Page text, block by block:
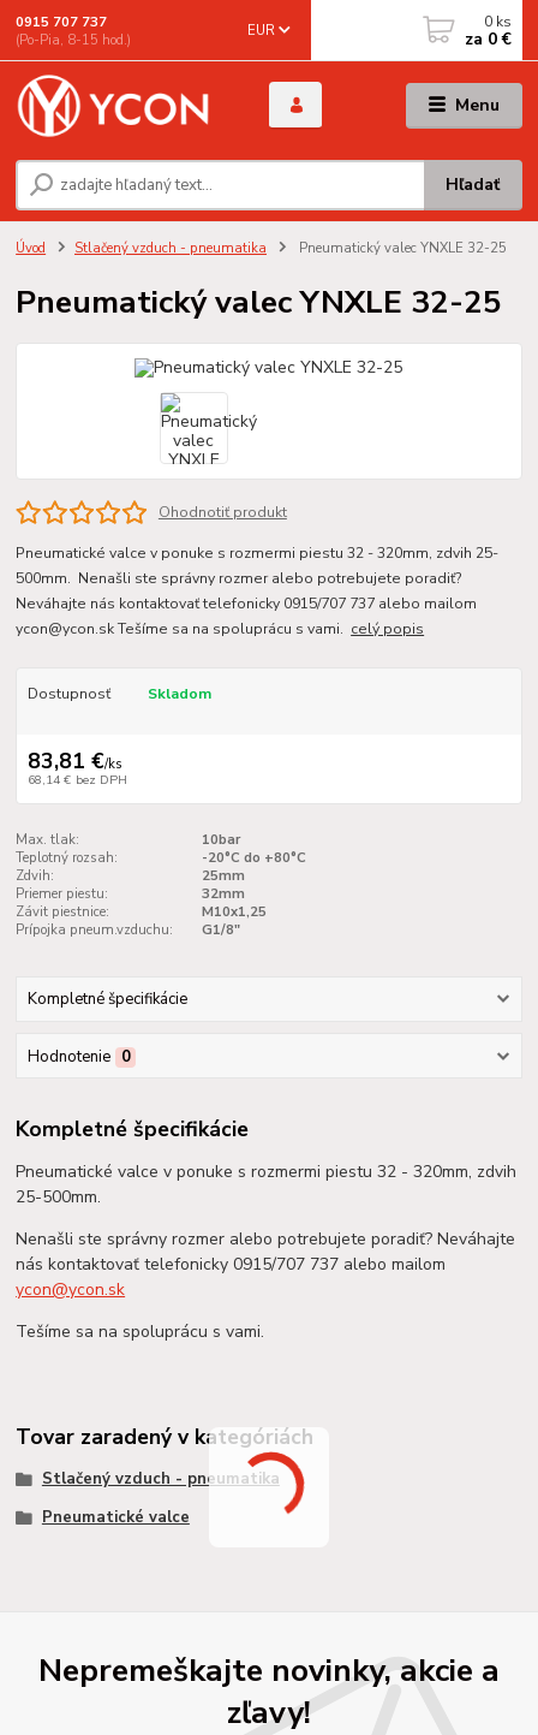
Menu
EUR
Hľadať
0915 707 737
(Po-Pia, 8-15 hod.)
0 ks
za 0 €
Úvod Stlačený vzduch - pneumatika Pneumatický valec YNXLE 32-25
Pneumatický valec YNXLE 32-25
Ohodnotiť produkt
Pneumatické valce v ponuke s rozmermi piestu 32 - 320mm, zdvih 25-
500mm. Nenašli ste správny rozmer alebo potrebujete poradiť?
Neváhajte nás kontaktovať telefonicky 0915/707 737 alebo mailom
ycon@ycon.sk Tešíme sa na spoluprácu s vami. celý popis
Dostupnosť Skladom
83,81 €/ks
68,14 € bez DPH
Max. tlak:
10bar
Teplotný rozsah:
-20°C do +80°C
Zdvih:
25mm
Priemer piestu:
32mm
Závit piestnice:
M10x1,25
Prípojka pneum.vzduchu:
G1/8"
Kompletné špecifikácie
Hodnotenie 0
Kompletné špecifikácie
Pneumatické valce v ponuke s rozmermi piestu 32 - 320mm, zdvih
25-500mm.
Nenašli ste správny rozmer alebo potrebujete poradiť? Neváhajte
nás kontaktovať telefonicky 0915/707 737 alebo mailom
ycon@ycon.sk
Tešíme sa na spoluprácu s vami.
Tovar zaradený v kategóriách
Stlačený vzduch - pneumatika
Pneumatické valce
Nepremeškajte novinky, akcie a
zľavy!